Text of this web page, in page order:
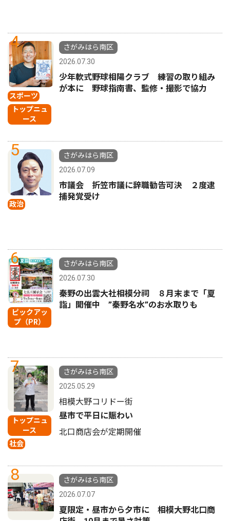
4
スポーツ
トップニュ
ース
さがみはら南区
2026.07.30
少年軟式野球相陽クラブ 練習の取り組み
が本に 野球指南書、監修・撮影で協力
5
政治
さがみはら南区
2026.07.09
市議会 折笠市議に辞職勧告可決 ２度逮
捕発覚受け
6
ピックアッ
プ（PR）
さがみはら南区
2026.07.30
秦野の出雲大社相模分祠 ８月末まで「夏
詣」開催中 ”秦野名水”のお水取りも
7
トップニュ
ース
社会
さがみはら南区
2025.05.29
相模大野コリドー街
昼市で平日に賑わい
北口商店会が定期開催
8
さがみはら南区
2026.07.07
夏限定・昼市から夕市に 相模大野北口商